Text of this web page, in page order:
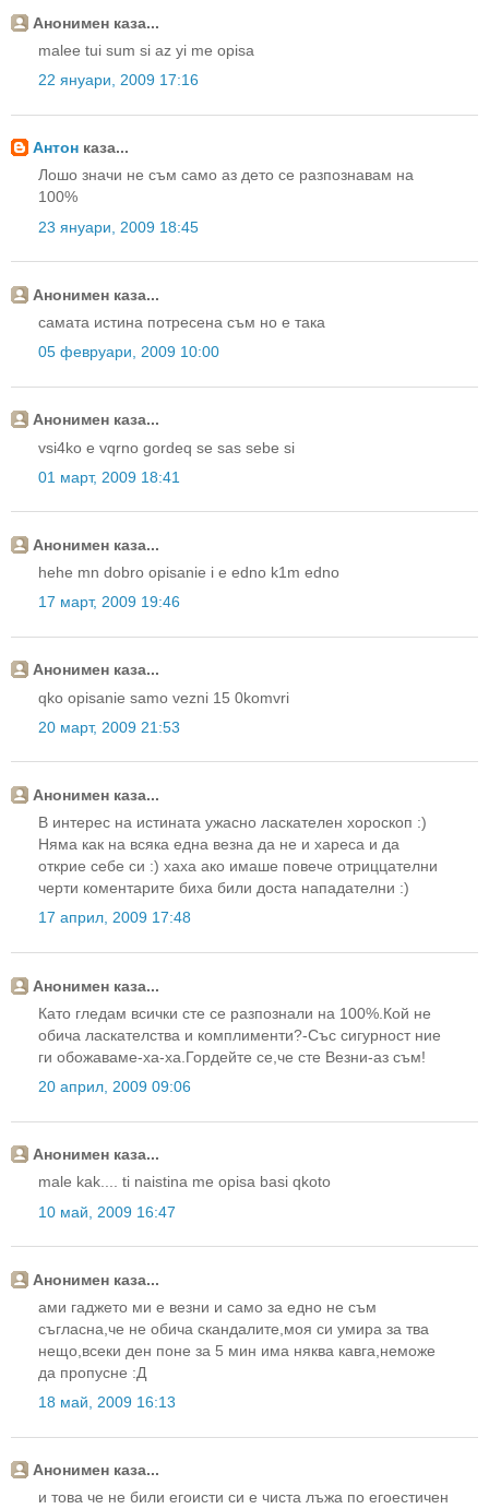
Анонимен каза...
malee tui sum si az yi me opisa
22 януари, 2009 17:16
Антон каза...
Лошо значи не съм само аз дето се разпознавам на
100%
23 януари, 2009 18:45
Анонимен каза...
самата истина потресена съм но е така
05 февруари, 2009 10:00
Анонимен каза...
vsi4ko e vqrno gordeq se sas sebe si
01 март, 2009 18:41
Анонимен каза...
hehe mn dobro opisanie i e edno k1m edno
17 март, 2009 19:46
Анонимен каза...
qko opisanie samo vezni 15 0komvri
20 март, 2009 21:53
Анонимен каза...
В интерес на истината ужасно ласкателен хороскоп :)
Няма как на всяка една везна да не и хареса и да
открие себе си :) хаха ако имаше повече отриццателни
черти коментарите биха били доста нападателни :)
17 април, 2009 17:48
Анонимен каза...
Като гледам всички сте се разпознали на 100%.Кой не
обича ласкателства и комплименти?-Със сигурност ние
ги обожаваме-ха-ха.Гордейте се,че сте Везни-аз съм!
20 април, 2009 09:06
Анонимен каза...
male kak.... ti naistina me opisa basi qkoto
10 май, 2009 16:47
Анонимен каза...
ами гаджето ми е везни и само за едно не съм
съгласна,че не обича скандалите,моя си умира за тва
нещо,всеки ден поне за 5 мин има няква кавга,неможе
да пропусне :Д
18 май, 2009 16:13
Анонимен каза...
и това че не били егоисти си е чиста лъжа по егоестичен